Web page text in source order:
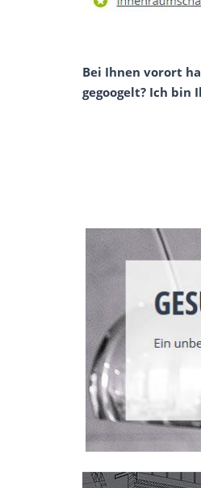
Bei Ihnen vorort
gegoogelt? Ich bin